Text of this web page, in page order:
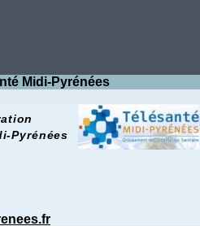
Midi-Pyrénées
Pyrénées